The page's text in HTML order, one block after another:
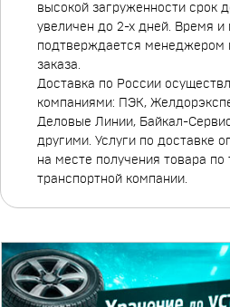
высокой загруженности срок
увеличен до 2-х дней. Время и
подтверждается менеджером
заказа.
Доставка по России
компаниями: ПЭК,
Деловые Линии, Байкал-
другими. Услуги по доставке
на месте получения товара
транспортной компании.